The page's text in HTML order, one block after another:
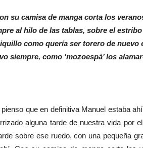
su camisa de manga corta los
al hilo de las tablas, sobre el
como quería ser torero de nuevo
siempre, como ‘mozoespá’ los
que en definitiva Manuel estaba
alguna tarde de nuestra vida por
sobre ese ruedo, con una pequeña